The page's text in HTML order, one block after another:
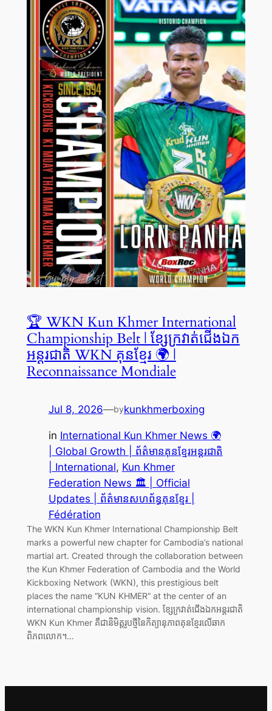
🏆 WKN Kun Khmer International
Championship Belt | ខ្សែក្រវាត់ជើងឯក
អន្តរជាតិ WKN គុនខ្មែរ 🌍 |
Reconnaissance Mondiale
Jul 8, 2026—bykunkhmerboxing
in International Kun Khmer News 🌍
| Global Growth | ព័ត៌មានគុនខ្មែរអន្តរជាតិ
| International, Kun Khmer
Federation News 🏛️ | Official
Updates | ព័ត៌មានសហព័ន្ធគុនខ្មែរ |
Fédération
The WKN Kun Khmer International Championship Belt
marks a powerful new chapter for Cambodia’s national
martial art. Created through the collaboration between
the Kun Khmer Federation of Cambodia and the World
Kickboxing Network (WKN), this prestigious belt
places the name “KUN KHMER” at the center of an
international championship vision. ខ្សែក្រវាត់ជើងឯកអន្តរជាតិ
WKN Kun Khmer គឺជានិមិត្តរូបថ្មីនៃកិត្យានុភាពគុនខ្មែរលើឆាក
ពិភពលោក។…